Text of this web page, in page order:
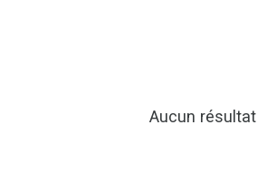
Aucun résultat